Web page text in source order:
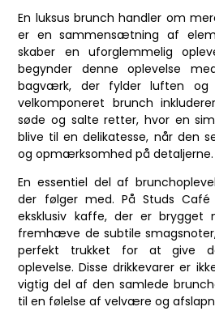
En luksus brunch handler om
er en sammensætning af
skaber en uforglemmelig
begynder denne oplevelse
bagværk, der fylder luften og
velkomponeret brunch
søde og salte retter, hvor en
blive til en delikatesse, når den
og opmærksomhed på detaljerne.
En essentiel del af
der følger med. På Studs
eksklusiv kaffe, der er
fremhæve de subtile
perfekt trukket for at give
oplevelse. Disse drikkevarer er
vigtig del af den samlede
til en følelse af velvære og